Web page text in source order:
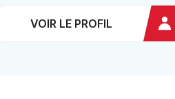
VOIR LE PROFIL